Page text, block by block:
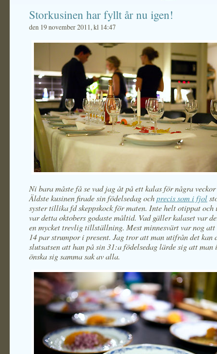
Storkusinen har fyllt år nu igen!
den 19 november 2011, kl 14:47
Ni bara måste få se vad jag åt på ett kalas för några veckor
Äldste kusinen firade sin födelsedag ochprecis som i fjol
syster tillika fd skeppskock för maten. Inte helt otippat och
var detta oktobers godaste måltid. Vad gäller kalaset var
en mycket trevlig tillställning. Mest minnesvärt var nog att
14 par strumpor i present. Jag tror att man utifrån det kan
slutsatsen att han på sin 31:a födelsedag lärde sig att man
önska sig samma sak av alla.